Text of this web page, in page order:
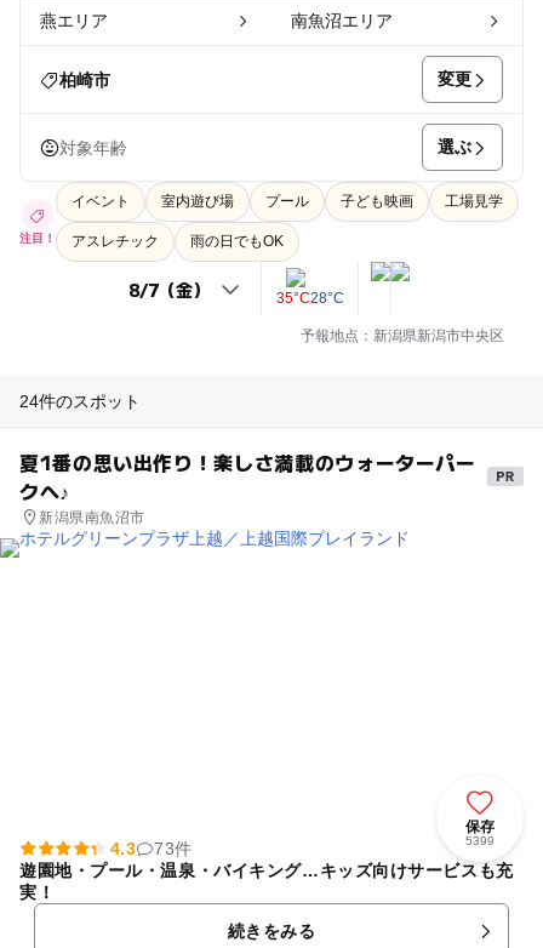
燕エリア 南魚沼エリア
柏崎市 変更
対象年齢 選ぶ
注目！
イベント 室内遊び場 プール 子ども映画 工場見学
アスレチック 雨の日でもOK
35°C28°C
予報地点：新潟県新潟市中央区
24件のスポット
夏1番の思い出作り！楽しさ満載のウォーターパー
クへ♪
新潟県南魚沼市
保存
5399
4.3
73件
遊園地・プール・温泉・バイキング…キッズ向けサービスも充
実！
続きをみる